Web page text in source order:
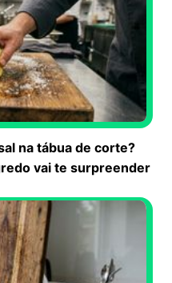
na tábua de corte?
vai te surpreender